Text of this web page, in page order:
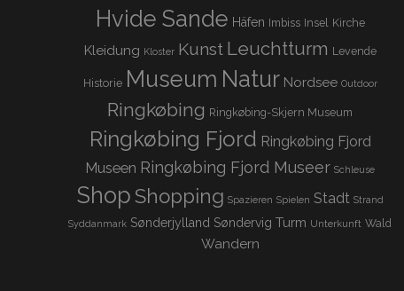
Hvide Sande Häfen Imbiss Insel Kirche
Kleidung Kloster Kunst Leuchtturm Levende
Historie Museum Natur Nordsee Outdoor
Ringkøbing Ringkøbing-Skjern Museum
Ringkøbing Fjord Ringkøbing Fjord
Museen Ringkøbing Fjord Museer Schleuse
ShopShopping Spazieren Spielen Stadt Strand
Syddanmark Sønderjylland Søndervig Turm Unterkunft Wald
Wandern